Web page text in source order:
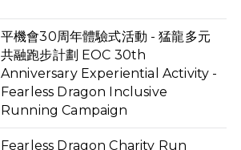
平機會30周年體驗式活動 - 猛龍多元
共融跑步計劃 EOC 30th
Anniversary Experiential Activity -
Fearless Dragon Inclusive
Running Campaign
Fearless Dragon Charity Run